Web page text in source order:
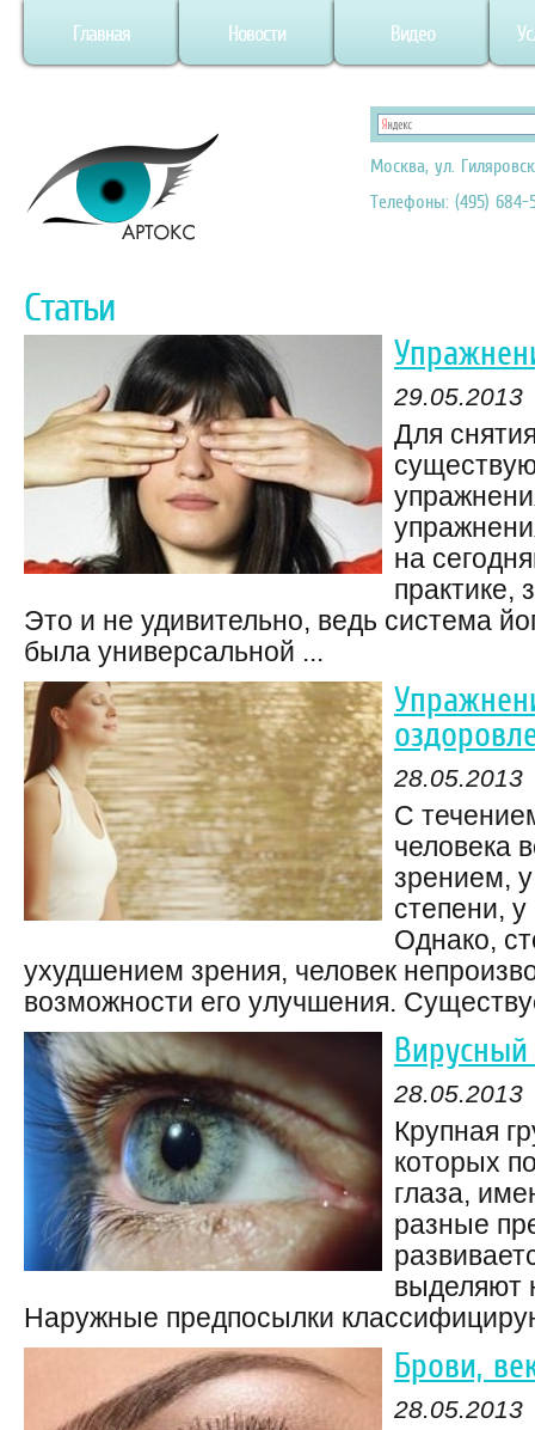
Главная Новости Видео
Москва, ул.
Телефоны: (495) 684-
Статьи
29.05.2013
Для
на
практике,
Это и не удивительно, ведь система
была универсальной ...
28.05.2013
С
человека
зрением,
степени,
Однако,
ухудшением зрения, человек
возможности его улучшения.
Вирусный
28.05.2013
Крупная
которых
глаза,
разные
выделяют
Наружные предпосылки
Брови,
28.05.2013